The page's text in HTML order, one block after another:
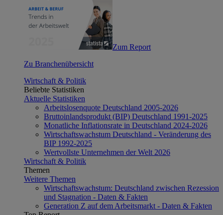
Zum Report
Zu Branchenübersicht
Wirtschaft & Politik
Beliebte Statistiken
Aktuelle Statistiken
Arbeitslosenquote Deutschland 2005-2026
Bruttoinlandsprodukt (BIP) Deutschland 1991-2025
Monatliche Inflationsrate in Deutschland 2024-2026
Wirtschaftswachstum Deutschland - Veränderung des
BIP 1992-2025
Wertvollste Unternehmen der Welt 2026
Wirtschaft & Politik
Themen
Weitere Themen
Wirtschaftswachstum: Deutschland zwischen Rezession
und Stagnation - Daten & Fakten
Generation Z auf dem Arbeitsmarkt - Daten & Fakten